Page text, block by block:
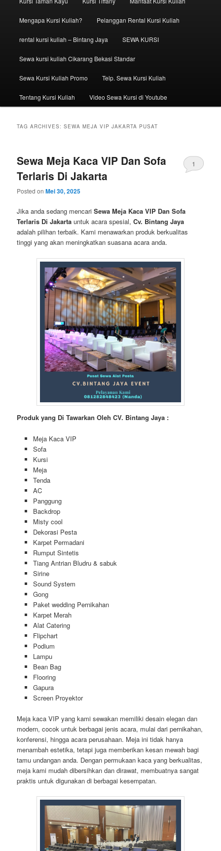
Mengapa Kursi Kuliah? Pelanggan Rental Kursi Kuliah
rental kursi kuliah – Bintang Jaya SEWA KURSI
Sewa kursi kuliah Cikarang Bekasi Standar
Sewa Kursi Kuliah Promo Telp. Sewa Kursi Kuliah
Tentang Kursi Kuliah Video Sewa Kursi di Youtube
TAG ARCHIVES:SEWA MEJA VIP JAKARTA PUSAT
Sewa Meja Kaca VIP Dan Sofa
Terlaris Di Jakarta
Posted onMei 30, 2025
1
Jika anda sedang mencariSewa Meja Kaca VIP Dan Sofa
Terlaris Di Jakarta untuk acara spesial,Cv. Bintang Jaya
adalah pilihan terbaik. Kami menawarkan produk berkualitas
tinggi yang akan meningkatkan suasana acara anda.
Produk yang Di Tawarkan Oleh CV. Bintang Jaya :
Meja Kaca VIP
Sofa
Kursi
Meja
Tenda
AC
Panggung
Backdrop
Misty cool
Dekorasi Pesta
Karpet Permadani
Rumput Sintetis
Tiang Antrian Bludru & sabuk
Sirine
Sound System
Gong
Paket wedding Pernikahan
Karpet Merah
Alat Catering
Flipchart
Podium
Lampu
Bean Bag
Flooring
Gapura
Screen Proyektor
Meja kaca VIP yang kami sewakan memiliki desain elegan dan
modern, cocok untuk berbagai jenis acara, mulai dari pernikahan,
konferensi, hingga acara perusahaan. Meja ini tidak hanya
menambah estetika, tetapi juga memberikan kesan mewah bagi
tamu undangan anda. Dengan permukaan kaca yang berkualitas,
meja kami mudah dibersihkan dan dirawat, membuatnya sangat
praktis untuk digunakan di berbagai kesempatan.